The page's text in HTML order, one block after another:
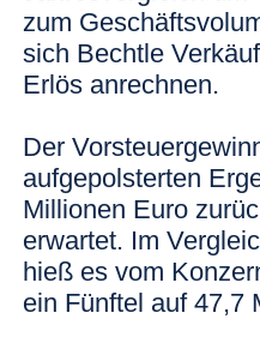
zum
sich Bechtle
Erlös anrechnen.
Der
aufgepolsterten
Millionen Euro
erwartet. Im
hieß es vom
ein Fünftel auf 47,7